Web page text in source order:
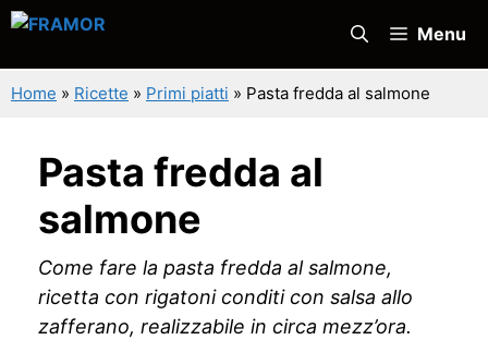
Vai
contenuto
Menu
Home » Ricette » Primi piatti » Pasta fredda al salmone
Pasta fredda al
salmone
Come fare la pasta fredda al salmone,
ricetta con rigatoni conditi con salsa allo
zafferano, realizzabile in circa mezz’ora.